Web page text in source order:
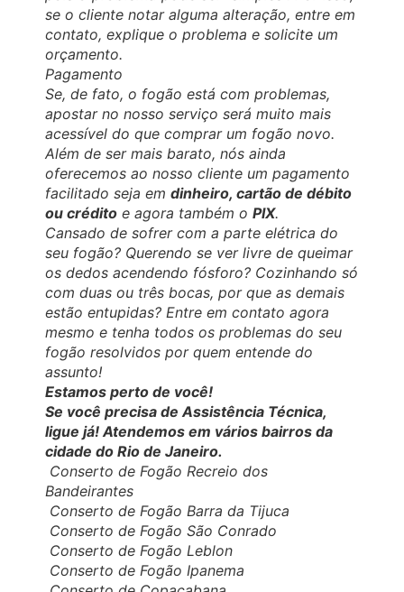
se o cliente notar alguma alteração, entre em
contato, explique o problema e solicite um
orçamento.
Pagamento
Se, de fato, o fogão está com problemas,
apostar no nosso serviço será muito mais
acessível do que comprar um fogão novo.
Além de ser mais barato, nós ainda
oferecemos ao nosso cliente um pagamento
facilitado seja em dinheiro, cartão de débito
ou crédito e agora também o PIX.
Cansado de sofrer com a parte elétrica do
seu fogão? Querendo se ver livre de queimar
os dedos acendendo fósforo? Cozinhando só
com duas ou três bocas, por que as demais
estão entupidas? Entre em contato agora
mesmo e tenha todos os problemas do seu
fogão resolvidos por quem entende do
assunto!
Estamos perto de você!
Se você precisa de Assistência Técnica,
ligue já! Atendemos em vários bairros da
cidade do Rio de Janeiro.
Conserto de Fogão Recreio dos
Bandeirantes
Conserto de Fogão Barra da Tijuca
Conserto de Fogão São Conrado
Conserto de Fogão Leblon
Conserto de Fogão Ipanema